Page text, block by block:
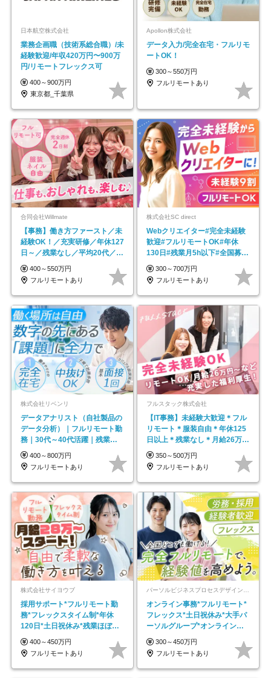
日本航空株式会社
業務企画職（技術系総合職）/未
経験歓迎/年収420万円〜900万
円/リモートフレックス可
400～900万円
東京都_千葉県
Apollon株式会社
データ入力/完全在宅・フルリモ
ートOK！
300～550万円
フルリモートあり
合同会社Willmate
【事務】働き方ファースト／未
経験OK！／充実研修／年休127
日～／残業なし／平均20代／リ
モートOK
400～550万円
フルリモートあり
株式会社SC direct
Webクリエイター#完全未経験
歓迎#フルリモートOK#年休
130日#残業月5h以下#全国募集
#最大1年の研修
300～700万円
フルリモートあり
株式会社リベンリ
データアナリスト（自社製品の
データ分析）｜フルリモート勤
務｜30代～40代活躍｜残業少
なめ｜子育て社員多数活躍
400～800万円
フルリモートあり
フルスタック株式会社
【IT事務】未経験大歓迎＊フル
リモート＊服装自由＊年休125
日以上＊残業なし＊月給26万円
以上
350～500万円
フルリモートあり
株式会社サイヨウブ
採用サポート*フルリモート勤
務*フレックスタイム制*年休
120日*土日祝休み*残業ほぼな
し*育児中社員8割以上
400～450万円
フルリモートあり
パーソルビジネスプロセスデザイン株式会社 事業開発本部
オンライン事務*フルリモート*
フレックス*土日祝休み*大手パ
ーソルグループ*オンライン面
接*30～40代活躍中
300～450万円
フルリモートあり